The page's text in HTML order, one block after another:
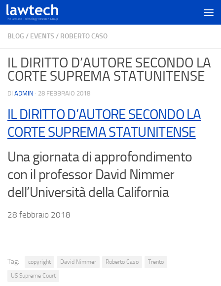
BLOG / EVENTS / ROBERTO CASO
IL DIRITTO D’AUTORE SECONDO LA
CORTE SUPREMA STATUNITENSE
DI ADMIN · 28 FEBBRAIO 2018
IL DIRITTO D’AUTORE SECONDO LA
CORTE SUPREMA STATUNITENSE
Una giornata di approfondimento
con il professor David Nimmer
dell’Università della California
28 febbraio 2018
Tag: copyright David Nimmer Roberto Caso
Trento
US Supreme Court